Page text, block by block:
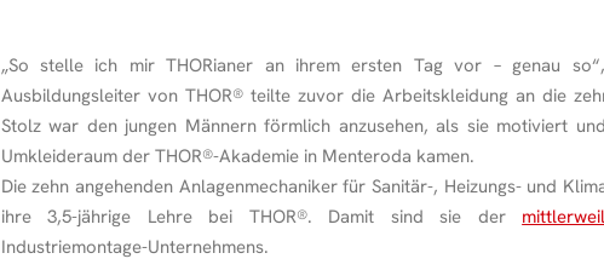
„So stelle ich mir THORianer an ihrem ersten Tag vor – genau
Ausbildungsleiter von THOR®teilte zuvor die Arbeitskleidung an die
Stolz war den jungen Männern förmlich anzusehen, als sie motiviert
Umkleideraum der THOR®-Akademie in Menteroda kamen.
Die zehn angehenden Anlagenmechaniker für Sanitär-, Heizungs- und
ihre 3,5-jährige Lehre bei THOR®. Damit sind sie der
Industriemontage-Unternehmens.